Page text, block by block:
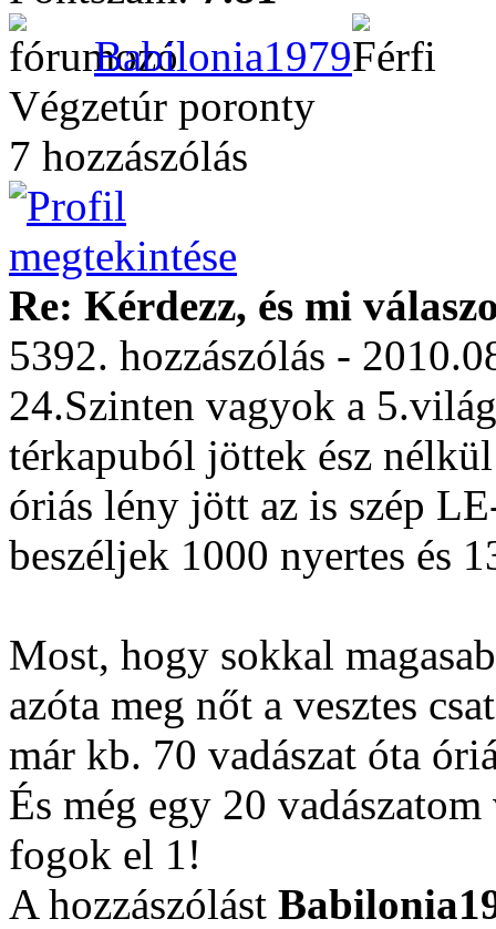
Babilonia1979
Végzetúr poronty
7 hozzászólás
Re: Kérdezz, és mi
5392. hozzászólás -
24.Szinten vagyok a
térkapuból jöttek ész
óriás lény jött az is szép
beszéljek 1000 nyertes és
Most, hogy sokkal
azóta meg nőt a vesztes
már kb. 70 vadászat óta
És még egy 20
fogok el 1!
A hozzászólást